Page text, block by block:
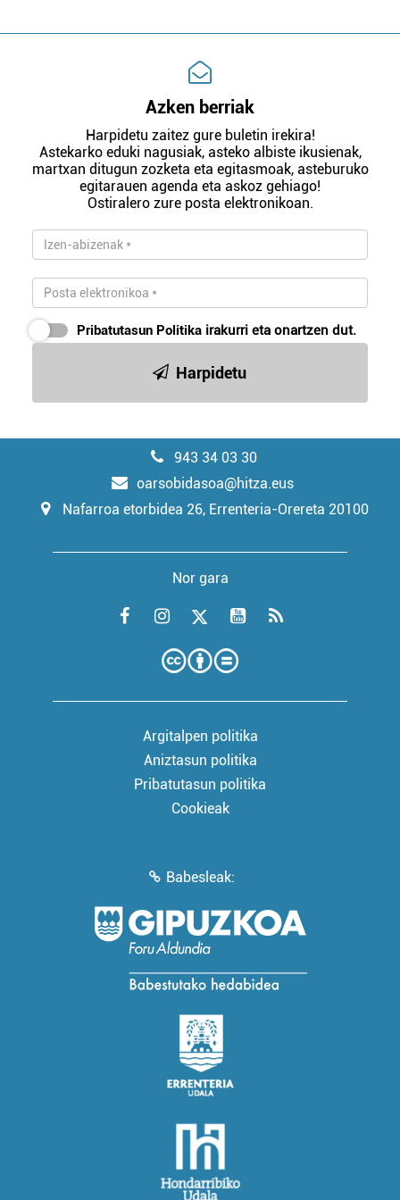
Azken berriak
Harpidetu zaitez gure buletin irekira!
Astekarko eduki nagusiak, asteko albiste ikusienak,
martxan ditugun zozketa eta egitasmoak, asteburuko
egitarauen agenda eta askoz gehiago!
Ostiralero zure posta elektronikoan.
Pribatutasun Politika irakurri eta onartzen dut.
Harpidetu
943 34 03 30
oarsobidasoa@hitza.eus
Nafarroa etorbidea 26, Errenteria-Orereta 20100
Nor gara
Argitalpen politika
Aniztasun politika
Pribatutasun politika
Cookieak
Babesleak: